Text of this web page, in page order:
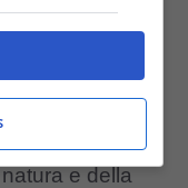
i suoi
nella
grazie al
hanno
e della